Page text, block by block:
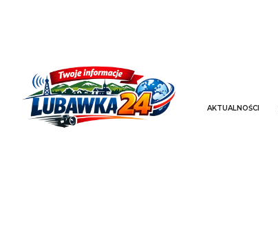
AKTUALNOŚCI